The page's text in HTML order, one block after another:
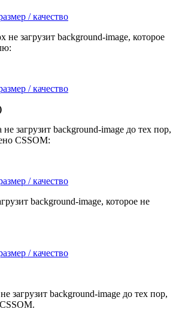
/ качество
не загрузит background-image, которое
/ качество
загрузит background-image до тех пор,
CSSOM:
/ качество
background-image, которое не
/ качество
загрузит background-image до тех пор,